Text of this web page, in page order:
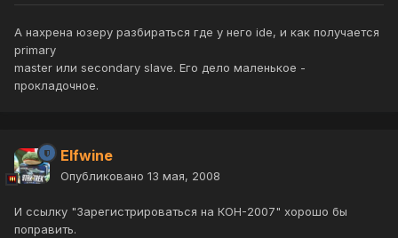
А нахрена юзеру разбираться где у него ide, и как получается
primary
master или secondary slave. Его дело маленькое -
прокладочное.
Elfwine
Опубликовано 13 мая, 2008
И ссылку "Зарегистрироваться на КОН-2007" хорошо бы
поправить.